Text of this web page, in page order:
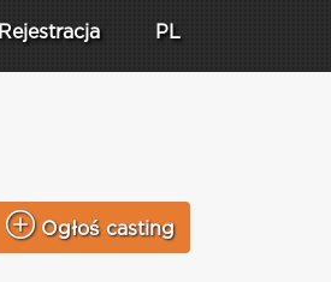
Rejestracja PL
Ogłoś casting